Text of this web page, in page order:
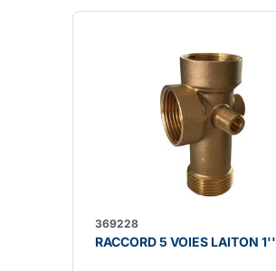
369228
RACCORD 5 VOIES LAITON 1''